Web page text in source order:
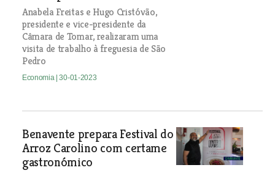
Anabela Freitas e Hugo Cristóvão,
presidente e vice-presidente da
Câmara de Tomar, realizaram uma
visita de trabalho à freguesia de São
Pedro
Economia | 30-01-2023
Benavente prepara Festival do
Arroz Carolino com certame
gastronómico